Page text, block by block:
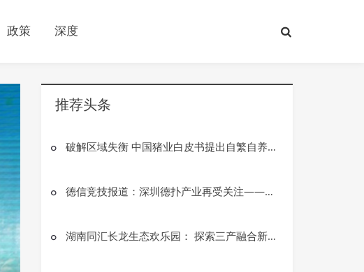
政策 深度
推荐头条
破解区域失衡 中国猪业白皮书提出自繁自养企业出栏量上限
德信竞技报道：深圳德扑产业再受关注——CSOP潮汕杯开幕推动华南智力竞技新升级
湖南同汇长龙生态欢乐园： 探索三产融合新路径，打造乡村振兴新标杆